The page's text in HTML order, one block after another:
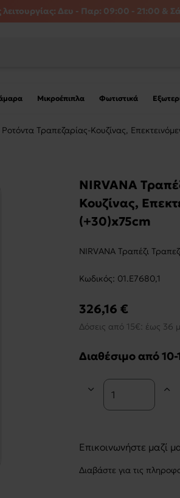
Δευ - Παρ: 09:00 - 21:00 &
Μικροέπιπλα Φωτιστικά
Ροτόντα Τραπεζαρίας-Κουζίνας,
NIRVANA
Κουζίνας,
(+30)x75cm
NIRVANA Τραπέζι
Kωδικός: 01.Ε7680,1
326,16 €
Δόσεις από 15€: έως 36
Διαθέσιμο από
Επικοινωνήστε μαζί
Διαβάστε για τις